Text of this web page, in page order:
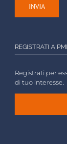
REGISTRATI A
Registrati per
di tuo interesse.